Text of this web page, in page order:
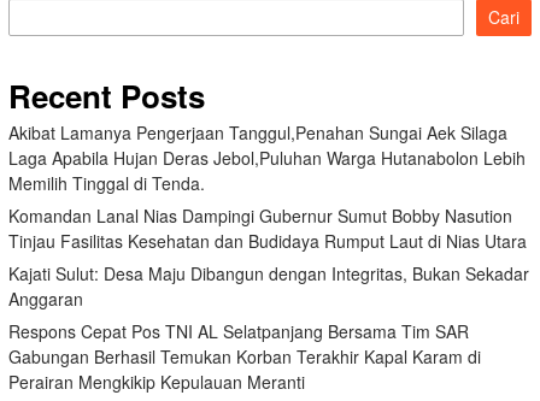
Cari
Recent Posts
Akibat Lamanya Pengerjaan Tanggul,Penahan Sungai Aek Silaga
Laga Apabila Hujan Deras Jebol,Puluhan Warga Hutanabolon Lebih
Memilih Tinggal di Tenda.
Komandan Lanal Nias Dampingi Gubernur Sumut Bobby Nasution
Tinjau Fasilitas Kesehatan dan Budidaya Rumput Laut di Nias Utara
Kajati Sulut: Desa Maju Dibangun dengan Integritas, Bukan Sekadar
Anggaran
Respons Cepat Pos TNI AL Selatpanjang Bersama Tim SAR
Gabungan Berhasil Temukan Korban Terakhir Kapal Karam di
Perairan Mengkikip Kepulauan Meranti